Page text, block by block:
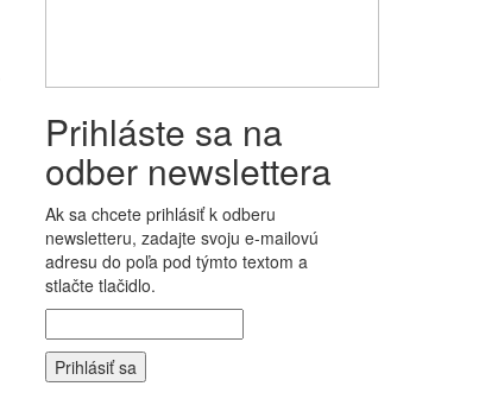
Prihláste sa na
odber newslettera
Ak sa chcete prihlásiť k odberu
newsletteru, zadajte svoju e-mailovú
adresu do poľa pod týmto textom a
stlačte tlačidlo.